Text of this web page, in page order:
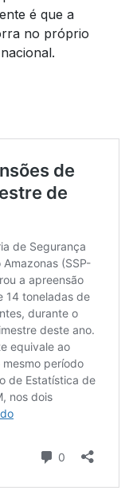
é que a
no próprio